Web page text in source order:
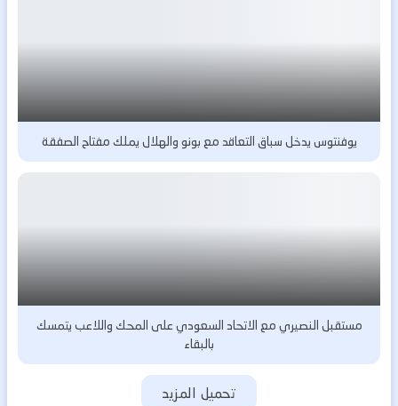
يوفنتوس يدخل سباق التعاقد مع بونو والهلال يملك مفتاح الصفقة
مستقبل النصيري مع الاتحاد السعودي على المحك واللاعب يتمسك
بالبقاء
تحميل المزيد